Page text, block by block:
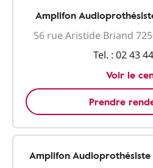
Amplifon
56 rue Aristide Briand
Tel. : 02 43
Voir le
Prendre
Amplifon